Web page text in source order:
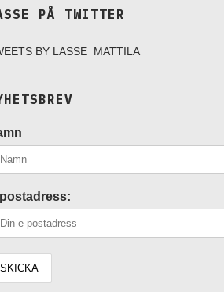
PÅ TWITTER
BY LASSE_MATTILA